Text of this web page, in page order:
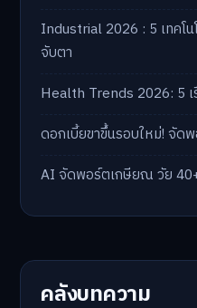
Industrial 2026 : 5 เทคโ
จับตา
Health Trends 2026: 5
ดอกเบี้ยขาขึ้นรอบใหม่! จัด
AI จัดพอร์ตเกษียณ วัย
คลังบทความ